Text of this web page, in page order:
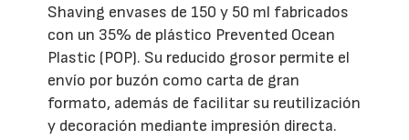
Shaving envases de 150 y 50 ml fabricados
con un 35% de plástico Prevented Ocean
Plastic (POP). Su reducido grosor permite el
envío por buzón como carta de gran
formato, además de facilitar su reutilización
y decoración mediante impresión directa.